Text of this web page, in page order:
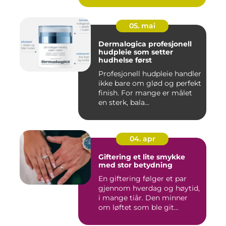
05. mai
Dermalogica profesjonell
hudpleie som setter
hudhelse først
Profesjonell hudpleie handler
ikke bare om glød og perfekt
finish. For mange er målet
en sterk, bala...
04. apr
Giftering et lite smykke
med stor betydning
En giftering følger et par
gjennom hverdag og høytid,
i mange tiår. Den minner
om løftet som ble git...